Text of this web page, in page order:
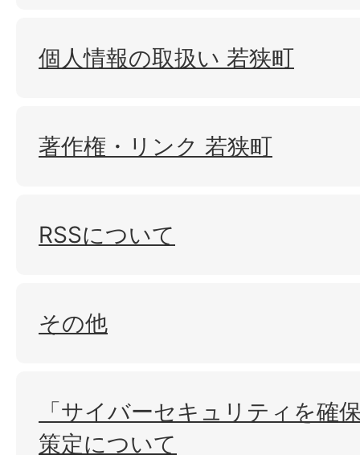
個人情報の取扱い 若狭町
著作権・リンク 若狭町
RSSについて
その他
「サイバーセキュリティを確
策定について